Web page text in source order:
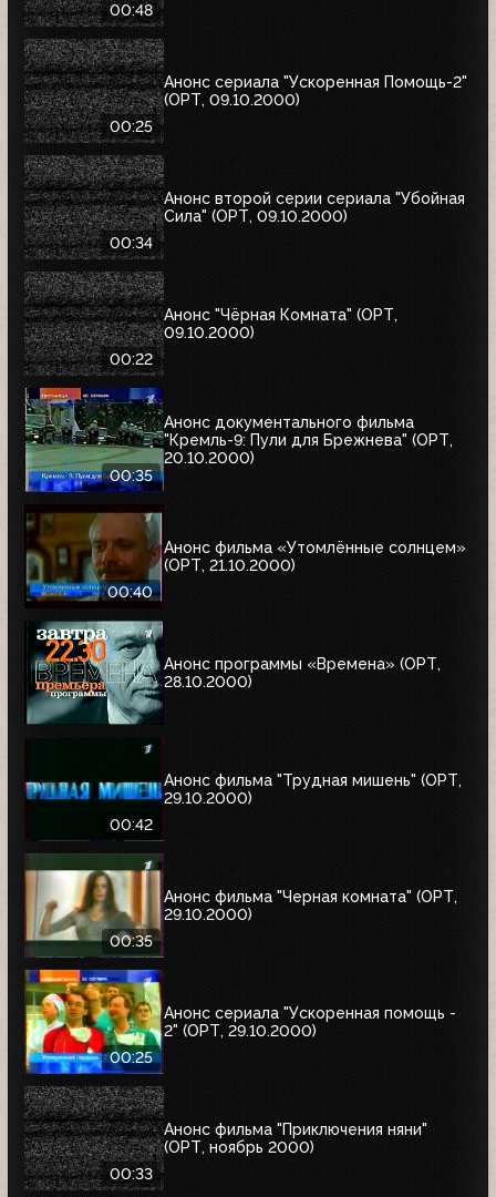
00:48
00:25
Анонс сериала "Ускоренная Помощь-2"
(ОРТ, 09.10.2000)
00:34
Анонс второй серии сериала "Убойная
Сила" (ОРТ, 09.10.2000)
00:22
Анонс "Чёрная Комната" (ОРТ,
09.10.2000)
00:35
Анонс документального фильма
"Кремль-9: Пули для Брежнева" (ОРТ,
20.10.2000)
00:40
Анонс фильма «Утомлённые солнцем»
(ОРТ, 21.10.2000)
Анонс программы «Времена» (ОРТ,
28.10.2000)
00:42
Анонс фильма "Трудная мишень" (ОРТ,
29.10.2000)
00:35
Анонс фильма "Черная комната" (ОРТ,
29.10.2000)
00:25
Анонс сериала "Ускоренная помощь -
2" (ОРТ, 29.10.2000)
00:33
Анонс фильма "Приключения няни"
(ОРТ, ноябрь 2000)